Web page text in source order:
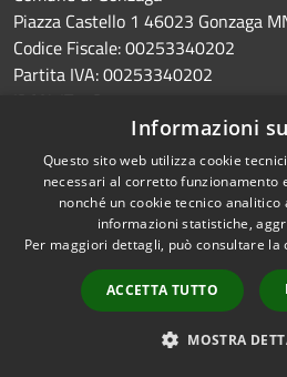
Piazza Castello 1 46023 Gonzaga
Codice Fiscale: 00253340202
Partita IVA: 00253340202
IBAN:
PEC:gonzaga.mn@legalmail.it
Centralino Unico:0376 526311
MAIL:
info@comune.gonzaga.mn.it
Codice Univoco: UFA90C
Codice IPA: c_e089
Fatturazione elettronica
Informazioni
Questo sito web utilizza cookie
necessari al corretto funzionamento
nonché un cookie tecnico
informazioni statistiche,
Per maggiori dettagli, può consultare la
ACCETTA TUTTO
MOSTRA